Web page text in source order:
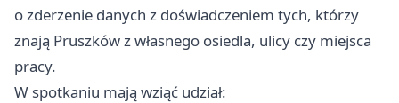
o zderzenie danych z doświadczeniem tych, którzy
znają Pruszków z własnego osiedla, ulicy czy miejsca
pracy.
W spotkaniu mają wziąć udział: